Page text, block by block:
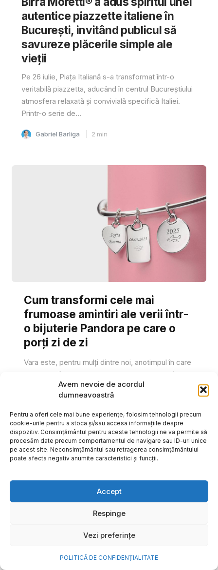
Avem nevoie de acordul
dumneavoastră
Pentru a oferi cele mai bune experiențe, folosim tehnologii precum
cookie-urile pentru a stoca și/sau accesa informațiile despre
dispozitiv. Consimțământul pentru aceste tehnologii ne va permite să
procesăm date precum comportamentul de navigare sau ID-uri unice
pe acest site. Neconsimțământul sau retragerea consimțământului
poate afecta negativ anumite caracteristici și funcții.
Accept
Respinge
Vezi preferințe
POLITICĂ DE CONFIDENȚIALITATE
autentice piazzette italiene în
București, invitând publicul să
savureze plăcerile simple ale
vieții
Pe 26 iulie, Piața Italiană s-a transformat într-o
veritabilă piazzetta, aducând în centrul Bucureștiului
atmosfera relaxată și convivială specifică Italiei.
Printr-o serie de...
Gabriel Barliga 2 min
Cum transformi cele mai
frumoase amintiri ale verii într-
o bijuterie Pandora pe care o
porți zi de zi
Vara este, pentru mulți dintre noi, anotimpul în care
se întâmplă cele mai importante lucruri. Plecăm în
vacanțe pe care le planificăm luni...
Cristiana Todiresei
NOVA Power & Gas: un program